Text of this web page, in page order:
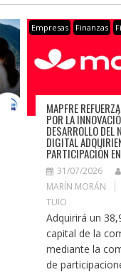
Empresas Finanzas
MAPFRE
POR LA
DESARROLLO DEL
DIGITAL
PARTICIPACIÓN
31/07/2026
MARÍN MORÁN
TUIO
Adquirirá un
capital de la
mediante la
de